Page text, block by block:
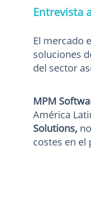
Entrevista
El mercado
soluciones
del sector
MPM
América
Solutions,
costes en el